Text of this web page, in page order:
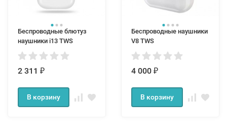
Беспроводные блютуз
наушники i13 TWS
2 311 ₽
В корзину
Беспроводные наушники
V8 TWS
4 000 ₽
В корзину